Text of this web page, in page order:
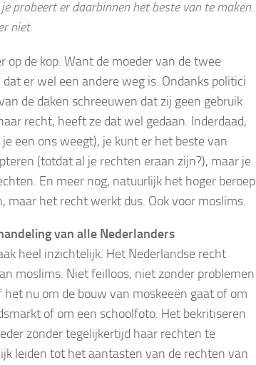
probeert er daarbinnen het beste van te maken.
niet.
op de kop. Want de moeder van de twee
er wel een andere weg is. Ondanks politici
de daken schreeuwen dat zij geen gebruik
recht, heeft ze dat wel gedaan. Inderdaad,
een ons weegt), je kunt er het beste van
(totdat al je rechten eraan zijn?), maar je
En meer nog, natuurlijk het hoger beroep
maar het recht werkt dus. Ook voor moslims.
van alle Nederlanders
heel inzichtelijk. Het Nederlandse recht
moslims. Niet feilloos, niet zonder problemen
het nu om de bouw van moskeeën gaat of om
of om een schoolfoto. Het bekritiseren
zonder tegelijkertijd haar rechten te
leiden tot het aantasten van de rechten van